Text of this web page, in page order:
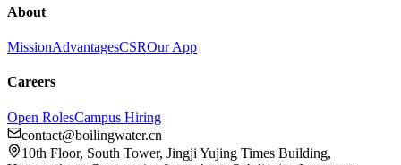
About
MissionAdvantagesCSROur App
Careers
Open RolesCampus Hiring
contact@boilingwater.cn
10th Floor, South Tower, Jingji Yujing Times Building,